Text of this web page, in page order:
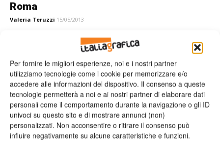
Per fornire le migliori esperienze, noi e i nostri partner
utilizziamo tecnologie come i cookie per memorizzare e/o
accedere alle informazioni del dispositivo. Il consenso a queste
tecnologie permetterà a noi e ai nostri partner di elaborare dati
personali come il comportamento durante la navigazione o gli ID
univoci su questo sito e di mostrare annunci (non)
personalizzati. Non acconsentire o ritirare il consenso può
influire negativamente su alcune caratteristiche e funzioni.
Roma
Valeria Teruzzi 15/05/2013
Leggi la rivista